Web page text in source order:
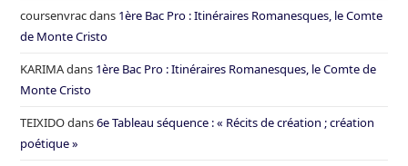
coursenvracdans 1ère Bac Pro : Itinéraires Romanesques, le Comte
de Monte Cristo
KARIMAdans 1ère Bac Pro : Itinéraires Romanesques, le Comte de
Monte Cristo
TEIXIDOdans6e Tableau séquence : « Récits de création ; création
poétique »